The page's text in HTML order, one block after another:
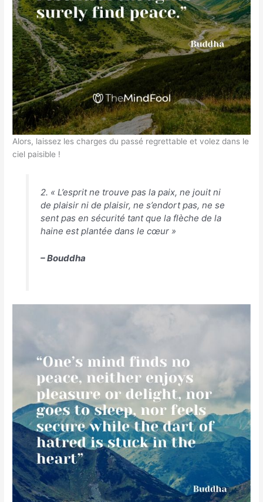
Alors, laissez les charges du passé regrettable et volez dans le
ciel paisible !
2. « L’esprit ne trouve pas la paix, ne jouit ni
de plaisir ni de plaisir, ne s’endort pas, ne se
sent pas en sécurité tant que la flèche de la
haine est plantée dans le cœur »
– Bouddha